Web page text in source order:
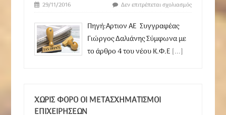
29/11/2016 Δεν επιτρέπεται σχολιασμός
Πηγή:Αρτιον ΑΕ Συγγραφέας
Γιώργος Δαλιάνης Σύμφωνα με
το άρθρο 4 του νέου Κ.Φ.Ε [...]
ΧΩΡΊΣ ΦΌΡΟ ΟΙ ΜΕΤΑΣΧΗΜΑΤΙΣΜΟΊ
ΕΠΙΧΕΙΡΉΣΕΩΝ